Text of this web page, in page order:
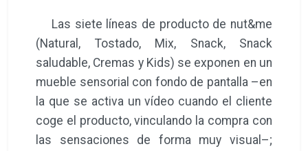
Las siete líneas de producto de nut&me
(Natural, Tostado, Mix, Snack, Snack
saludable, Cremas y Kids) se exponen en un
mueble sensorial con fondo de pantalla –en
la que se activa un vídeo cuando el cliente
coge el producto, vinculando la compra con
las sensaciones de forma muy visual–;